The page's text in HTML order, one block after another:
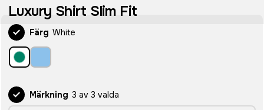
Luxury Shirt Slim Fit
Färg White
Märkning 3 av 3 valda